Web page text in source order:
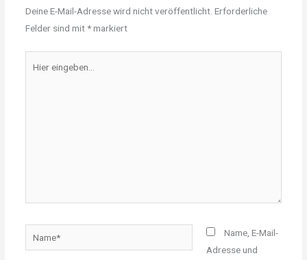
Deine E-Mail-Adresse wird nicht veröffentlicht. Erforderliche
Felder sind mit*markiert
eingeben…
Name, E-Mail-
Adresse und